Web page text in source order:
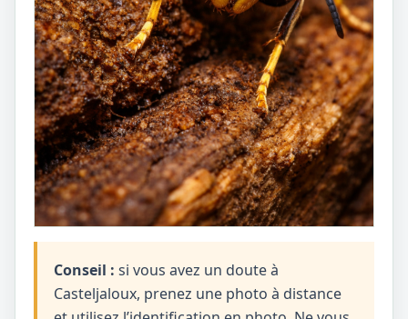
Conseil : si vous avez un doute à
Casteljaloux, prenez une photo à distance